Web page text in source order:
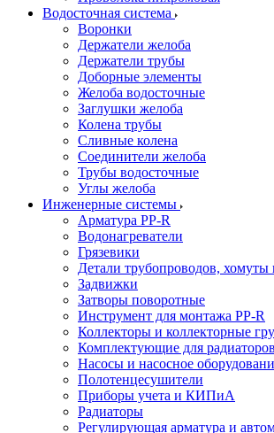
Водосточная система
Воронки
Держатели желоба
Держатели трубы
Доборные элементы
Желоба водосточные
Заглушки желоба
Колена трубы
Сливные колена
Соединители желоба
Трубы водосточные
Углы желоба
Инженерные системы
Арматура PP-R
Водонагреватели
Грязевики
Детали трубопроводов, хомуты
Задвижки
Затворы поворотные
Инструмент для монтажа PP-R
Коллекторы и коллекторные
Комплектующие для радиаторов
Насосы и насосное
Полотенцесушители
Приборы учета и КИПиА
Радиаторы
Регулирующая арматура и